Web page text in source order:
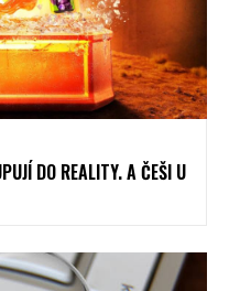
DO REALITY. A ČEŠI U